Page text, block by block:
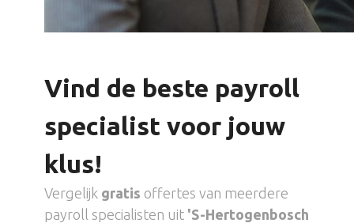
Vind de beste payroll
specialist voor jouw
klus!
Vergelijk gratis offertes van meerdere
payroll specialisten uit 'S-Hertogenbosch